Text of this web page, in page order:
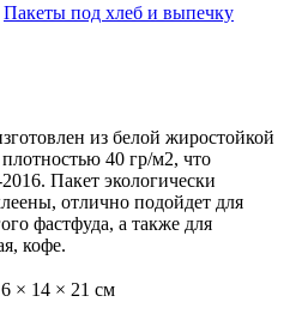
Пакеты под хлеб и выпечку
из белой жиростойкой
40 гр/м2, что
Пакет экологически
отлично подойдет для
фастфуда, а также для
кофе.
6 × 14 × 21 см